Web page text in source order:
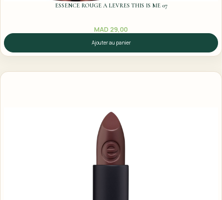
ESSENCE ROUGE A LEVRES THIS IS ME 07
MAD 29,00
Ajouter au panier